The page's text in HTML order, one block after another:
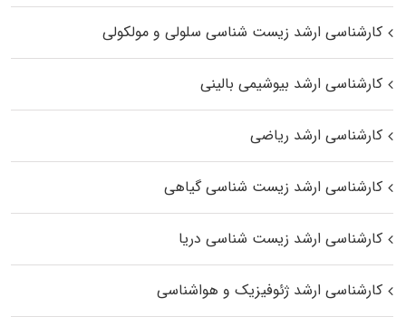
کارشناسی ارشد زیست شناسی سلولی و مولکولی
کارشناسی ارشد بیوشیمی بالینی
کارشناسی ارشد ریاضی
کارشناسی ارشد زیست‌ شناسی گیاهی
کارشناسی ارشد زیست‌ شناسی دریا
کارشناسی ارشد ژئوفیزیک و هواشناسی